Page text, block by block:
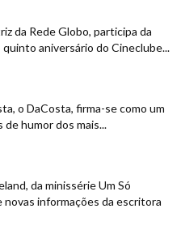
da Rede Globo, participa da
quinto aniversário do Cineclube...
o DaCosta, firma-se como um
humor dos mais...
da minissérie Um Só
novas informações da escritora